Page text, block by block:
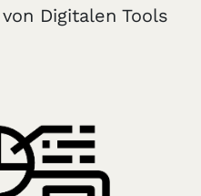
Digitalen Tools